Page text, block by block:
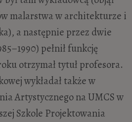
malarstwa w architekturze i
a następnie przez dwie
pełnił funkcję
otrzymał tytuł profesora.
wykładał także w
Artystycznego na UMCS w
Szkole Projektowania